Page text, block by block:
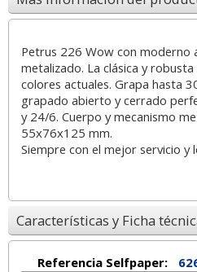
Petrus 226 Wow con moderno
metalizado. La clásica y
colores actuales. Grapa hasta
grapado abierto y cerrado
y 24/6. Cuerpo y mecanismo
55x76x125 mm.
Siempre con el mejor servicio y
Características y Ficha
Referencia Selfpaper: